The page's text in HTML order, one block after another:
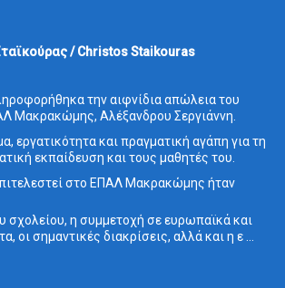
/ Christos Staikouras
την αιφνίδια απώλεια του
Μακρακώμης, Αλέξανδρου Σεργιάννη.
εργατικότητα και πραγματική αγάπη για τη
εκπαίδευση και τους μαθητές του.
στο ΕΠΑΛ Μακρακώμης ήταν
σχολείου, η συμμετοχή σε ευρωπαϊκά και
οι σημαντικές διακρίσεις, αλλά και η ε...